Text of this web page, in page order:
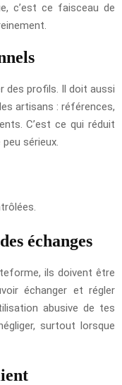
c’est ce faisceau de
des profils. Il doit aussi
artisans : références,
C’est ce qui réduit
sérieux.
échanges
ils doivent être
échanger et régler
abusive de tes
surtout lorsque